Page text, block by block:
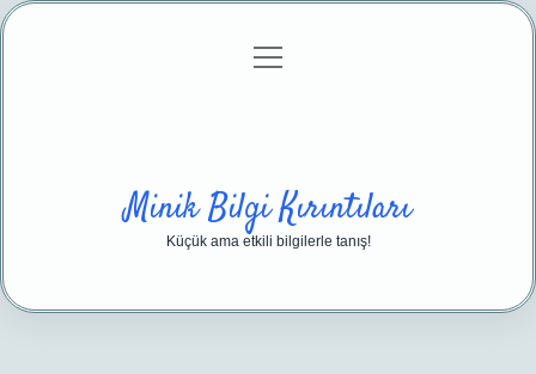
Gizlilik Politikası
menüyü
Minik Bilgi Kırıntıları
Küçük ama etkili bilgilerle tanış!